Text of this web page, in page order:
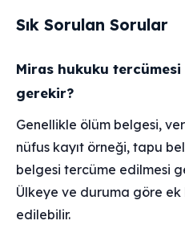
Sık Sorulan Sorular
Miras hukuku
gerekir?
Genellikle ölüm belgesi,
nüfus kayıt örneği, tapu
belgesi tercüme edilmesi
Ülkeye ve duruma göre
edilebilir.